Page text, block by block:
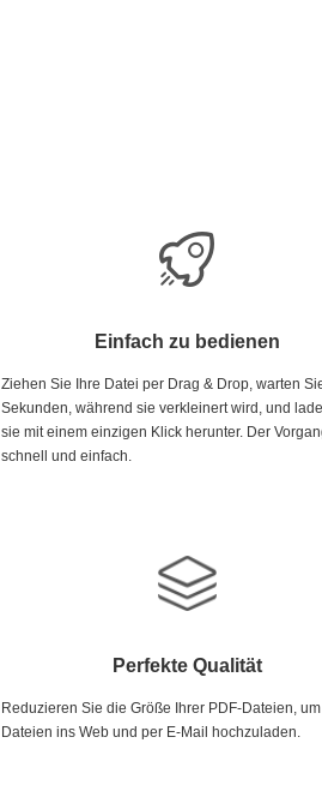
Einfach zu bedienen
Ziehen Sie Ihre Datei per Drag & Drop, warten
Sekunden, während sie verkleinert wird, und
sie mit einem einzigen Klick herunter. Der
schnell und einfach.
Perfekte Qualität
Reduzieren Sie die Größe Ihrer PDF-Dateien, um
Dateien ins Web und per E-Mail hochzuladen.